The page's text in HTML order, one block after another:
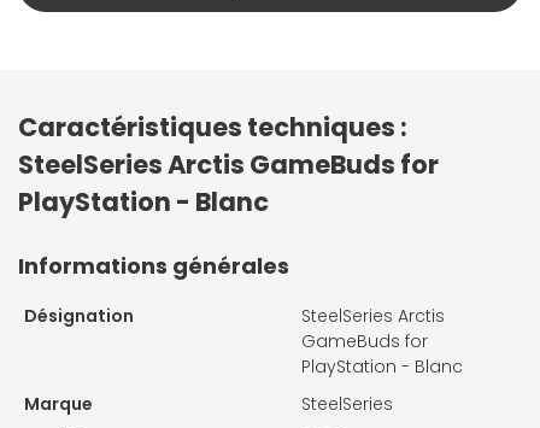
Caractéristiques techniques :
SteelSeries Arctis GameBuds for
PlayStation - Blanc
Informations générales
Désignation
SteelSeries Arctis
GameBuds for
PlayStation - Blanc
Marque
SteelSeries